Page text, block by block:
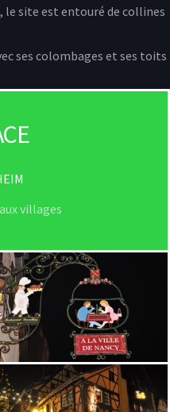
, le site est entouré de collines
ses colombages et ses toits
villages